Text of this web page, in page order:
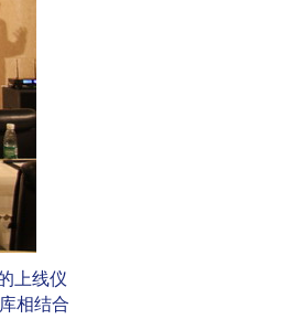
上线仪
相结合